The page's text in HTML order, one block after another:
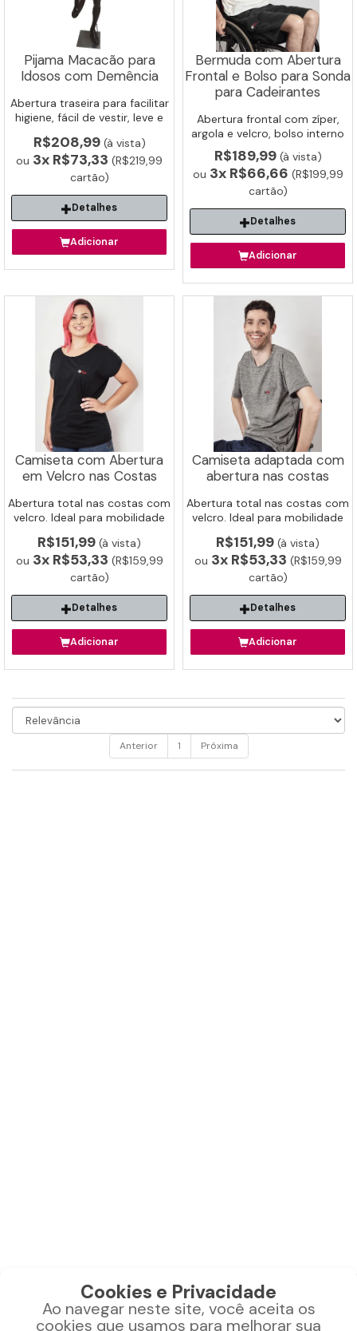
Detalhes
Adicionar
Detalhes
Adicionar
Pijama Macacão para
Idosos com Demência
Abertura traseira para facilitar
higiene, fácil de vestir, leve e
retirar a roupa. Pode ser
utilizado por baixo da roupa.
R$208,99(à vista)
ou 3x R$73,33 (R$219,99
cartão)
Detalhes
Adicionar
Bermuda com Abertura
Frontal e Bolso para Sonda
para Cadeirantes
Abertura frontal com zíper,
argola e velcro, bolso interno
para sonda. Ideal para
cadeirantes.
R$189,99(à vista)
ou 3x R$66,66 (R$199,99
cartão)
Detalhes
Adicionar
Camiseta com Abertura
em Velcro nas Costas
Abertura total nas costas com
velcro. Ideal para mobilidade
R$151,99 (à vista)
ou 3x R$53,33 (R$159,99
cartão)
Camiseta adaptada com
abertura nas costas
Abertura total nas costas com
velcro. Ideal para mobilidade
R$151,99 (à vista)
ou 3x R$53,33 (R$159,99
cartão)
Anterior 1 Próxima
CONTATO
Cookies e Privacidade
Ao navegar neste site, você aceita os
cookies que usamos para melhorar sua